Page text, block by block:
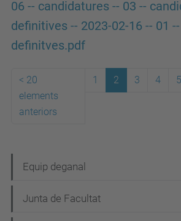
06 -- candidatures -- 03 --
definitives -- 2023-02-16 -- 01
definitves.pdf
< 20
elements
anteriors
1 2 3 4 5
a
v
Equip deganal
Junta de Facultat